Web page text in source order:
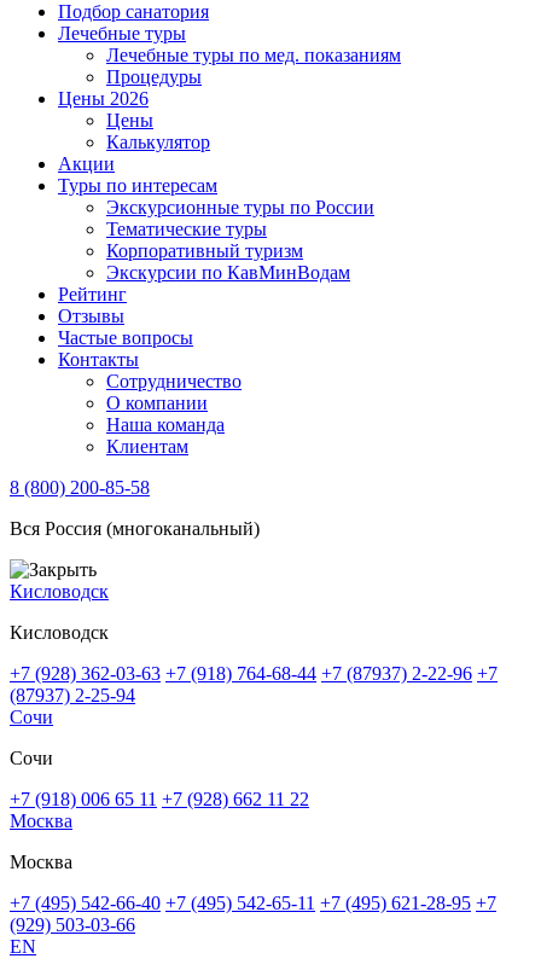
Подбор санатория
Лечебные туры
Лечебные туры по мед. показаниям
Процедуры
Цены 2026
Цены
Калькулятор
Акции
Туры по интересам
Экскурсионные туры по России
Тематические туры
Корпоративный туризм
Экскурсии по КавМинВодам
Рейтинг
Отзывы
Частые вопросы
Контакты
Сотрудничество
О компании
Наша команда
Клиентам
8 (800) 200-85-58
Вся Россия (многоканальный)
Кисловодск
Кисловодск
+7 (928) 362-03-63 +7 (918) 764-68-44 +7 (87937) 2-22-96 +7
(87937) 2-25-94
Сочи
Сочи
+7 (918) 006 65 11 +7 (928) 662 11 22
Москва
Москва
+7 (495) 542-66-40 +7 (495) 542-65-11 +7 (495) 621-28-95 +7
(929) 503-03-66
EN